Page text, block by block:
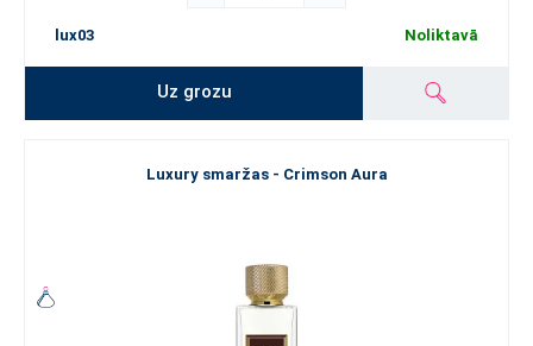
lux03 Noliktavā
Uz grozu
Luxury smaržas - Crimson Aura